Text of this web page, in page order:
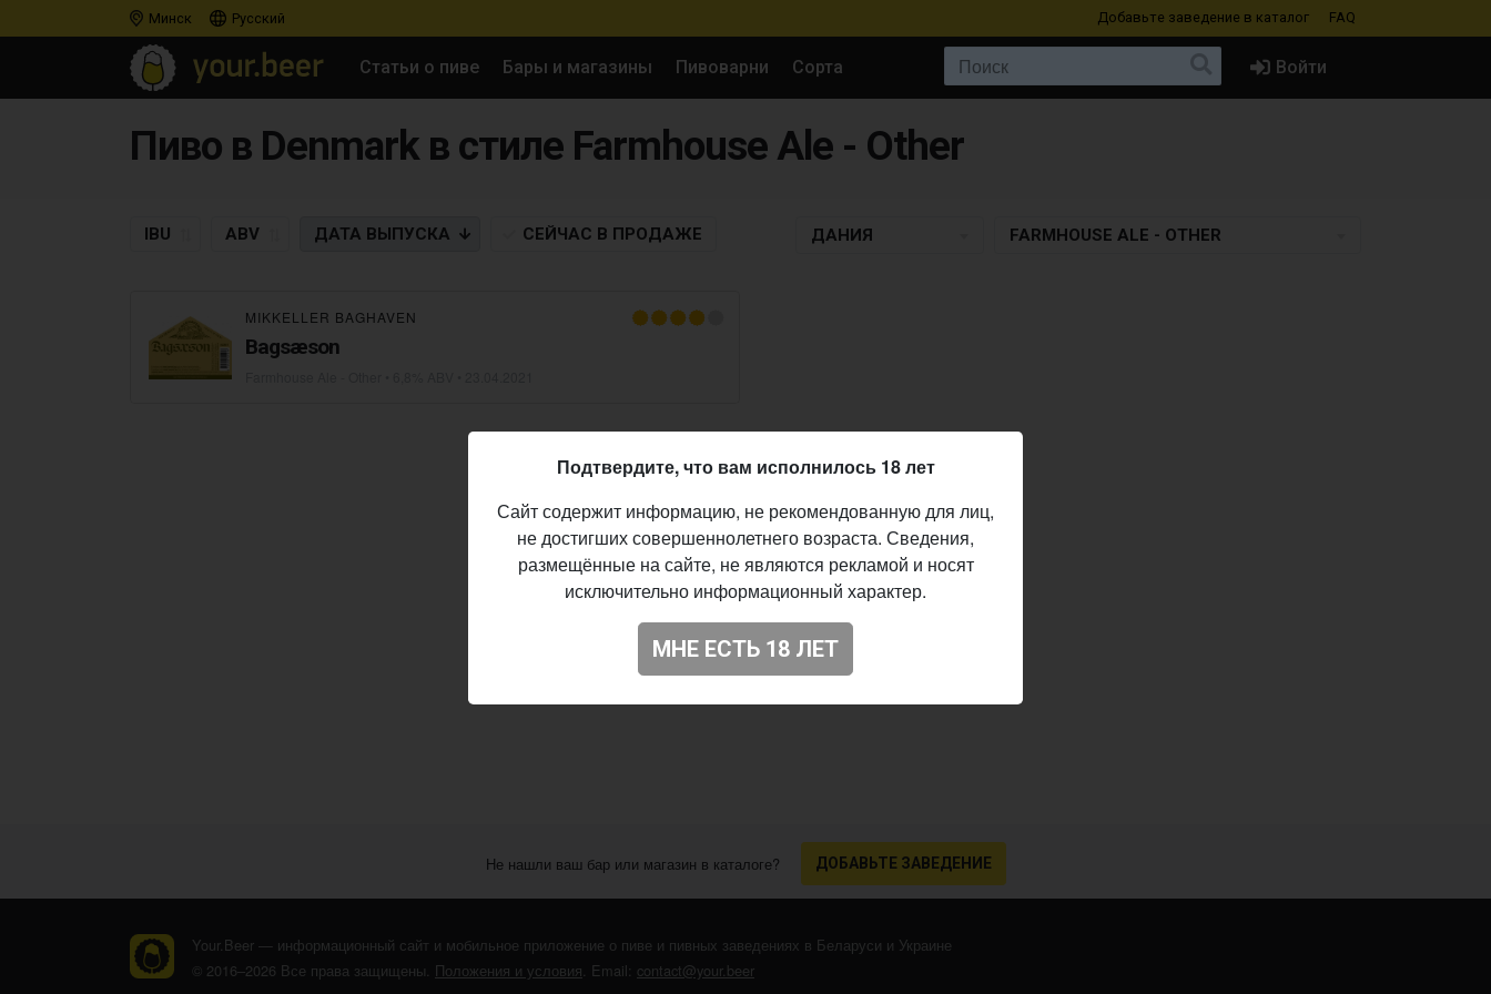
Минск Русский Добавьте заведение в каталог FAQ
Статьи о пиве Бары и магазины Пивоварни Сорта Войти
Пиво в Denmark в стиле Farmhouse Ale - Other
IBU ABV ДАТА ВЫПУСКА СЕЙЧАС В ПРОДАЖЕ ДАНИЯ FARMHOUSE ALE - OTHER
MIKKELLER BAGHAVEN
Bagsæson
Не нашли ваш бар или магазин в каталоге? ДОБАВЬТЕ ЗАВЕДЕНИЕ
Your.Beer — информационный сайт и мобильное приложение о пиве и пивных заведениях в Беларуси и Украине
© 2016–2026 Все права защищены. Положения и условия. Email: contact@your.beer
Подтвердите, что вам исполнилось 18 лет
Сайт содержит информацию, не рекомендованную для лиц,
не достигших совершеннолетнего возраста. Сведения,
размещённые на сайте, не являются рекламой и носят
исключительно информационный характер.
МНЕ ЕСТЬ 18 ЛЕТ